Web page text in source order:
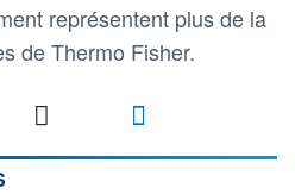
représentent plus de la
de Thermo Fisher.